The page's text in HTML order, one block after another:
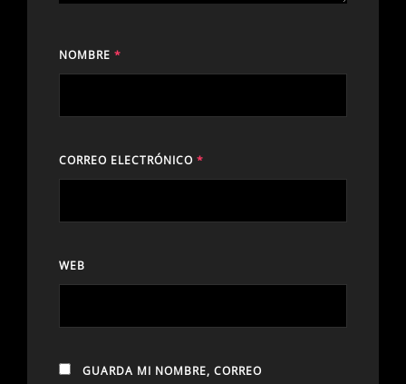
NOMBRE *
CORREO ELECTRÓNICO *
WEB
GUARDA MI NOMBRE, CORREO